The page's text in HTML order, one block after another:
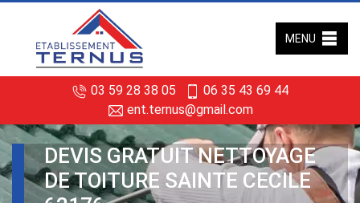
03 59 28 38 05
06 35 43 69 44
ent.ternus@gmail.com
MENU
DEVIS GRATUIT NETTOYAGE
DE TOITURE SAINTE CECILE